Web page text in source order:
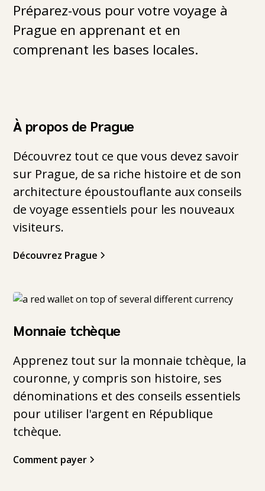
Préparez-vous pour votre voyage à
Prague en apprenant et en
comprenant les bases locales.
À propos de Prague
Découvrez tout ce que vous devez savoir
sur Prague, de sa riche histoire et de son
architecture époustouflante aux conseils
de voyage essentiels pour les nouveaux
visiteurs.
Découvrez Prague
Monnaie tchèque
Apprenez tout sur la monnaie tchèque, la
couronne, y compris son histoire, ses
dénominations et des conseils essentiels
pour utiliser l'argent en République
tchèque.
Comment payer